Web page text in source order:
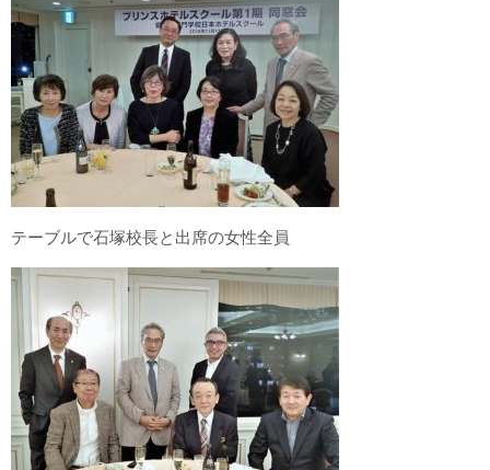
テーブルで石塚校長と出席の女性全員